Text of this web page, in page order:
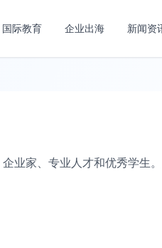
国际教育 企业出海 新闻资
家、专业人才和优秀学生